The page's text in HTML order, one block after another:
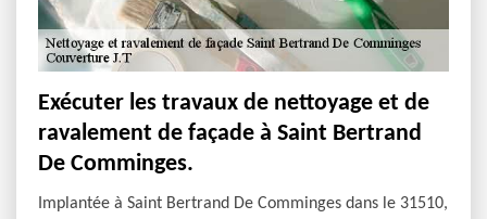
Exécuter les travaux de nettoyage et de
ravalement de façade à Saint Bertrand
De Comminges.
Implantée à Saint Bertrand De Comminges dans le 31510,